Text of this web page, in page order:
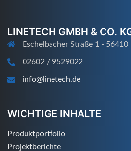
LINETECH GMBH & CO.
Eschelbacher Straße 1 -
02602 / 9529022
info@linetech.de
WICHTIGE INHALTE
Produktportfolio
Projektberichte